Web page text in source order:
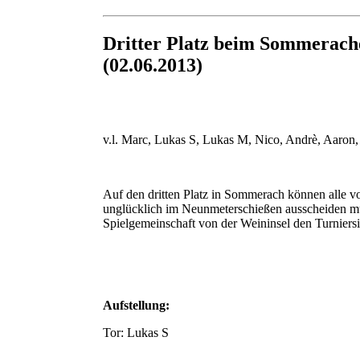
Dritter Platz beim
(02.06.2013)
v.l. Marc, Lukas S, Lukas M, Nico, Andrè,
Auf den dritten Platz in Sommerach können alle
unglücklich im Neunmeterschießen ausscheiden
Spielgemeinschaft von der Weininsel den
Aufstellung:
Tor: Lukas S